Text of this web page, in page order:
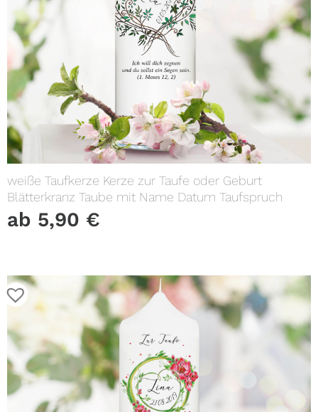
weiße Taufkerze Kerze zur Taufe oder Geburt
Blätterkranz Taube mit Name Datum Taufspruch
ab 5,90 €